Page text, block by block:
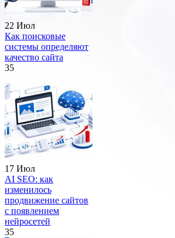
22 Июл
Как поисковые
системы определяют
качество сайта
35
17 Июл
AI SEO: как
изменилось
продвижение сайтов
с появлением
нейросетей
35